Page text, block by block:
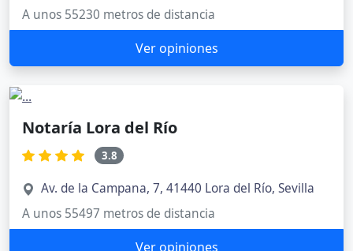
A unos 55230 metros de distancia
Ver opiniones
Notaría Lora del Río
3.8
Av. de la Campana, 7, 41440 Lora del Río, Sevilla
A unos 55497 metros de distancia
Ver opiniones